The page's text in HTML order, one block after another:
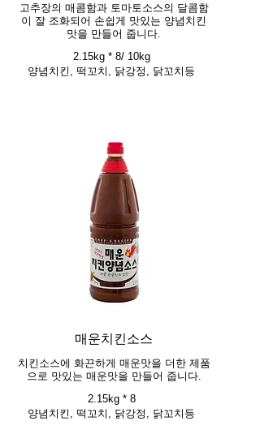
고추장의 매콤함과 토마토소스의 달콤함
이 잘 조화되어 손쉽게 맛있는 양념치킨
맛을 만들어 줍니다.
2.15kg * 8/ 10kg
양념치킨, 떡꼬치, 닭강정, 닭꼬치등
매운치킨소스
치킨소스에 화끈하게 매운맛을 더한 제품
으로 맛있는 매운맛을 만들어 줍니다.
2.15kg * 8
양념치킨, 떡꼬치, 닭강정, 닭꼬치등